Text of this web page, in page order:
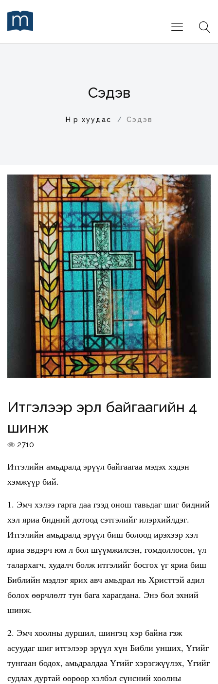
Сэдэв
Нүүр хуудас Сэдэв
Итгэлээр эрүүл байгаагийн 4
шинж
2710
Итгэлийн амьдралд эрүүл байгаагаа мэдэх хэдэн
хэмжүүр бий.
1. Эмч хэлээ гарга даа гээд онош тавьдаг шиг бидний
хэл яриа бидний дотоод сэтгэлийг илэрхийлдэг.
Итгэлийн амьдралд эрүүл биш болоод ирэхээр хэл
яриа эвдэрч юм л бол шүүмжилсэн, гомдоллосон, үл
талархагч, худалч болж итгэлийг босгох үг яриа биш
Библийн мэдлэг ярих авч амьдрал нь Христтэй адил
болох өөрчлөлт тун бага харагдана. Энэ бол эхний
шинж.
2. Эмч хоолны дуршил, шингэц хэр байна гэж
асуудаг шиг итгэлээр эрүүл хүн Библи унших, Үгийг
тунгаан бодох, амьдралдаа Үгийг хэрэгжүүлэх, Үгийг
судлах дуртай өөрөөр хэлбэл сүнсний хоолны